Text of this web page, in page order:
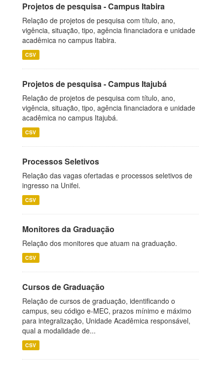
Projetos de pesquisa - Campus Itabira
Relação de projetos de pesquisa com título, ano,
vigência, situação, tipo, agência financiadora e unidade
acadêmica no campus Itabira.
CSV
Projetos de pesquisa - Campus Itajubá
Relação de projetos de pesquisa com título, ano,
vigência, situação, tipo, agência financiadora e unidade
acadêmica no campus Itajubá.
CSV
Processos Seletivos
Relação das vagas ofertadas e processos seletivos de
ingresso na Unifei.
CSV
Monitores da Graduação
Relação dos monitores que atuam na graduação.
CSV
Cursos de Graduação
Relação de cursos de graduação, identificando o
campus, seu código e-MEC, prazos mínimo e máximo
para integralização, Unidade Acadêmica responsável,
qual a modalidade de...
CSV